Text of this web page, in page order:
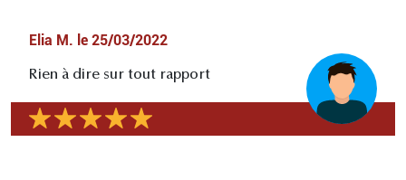
Elia M. le 25/03/2022
Rien à dire sur tout rapport